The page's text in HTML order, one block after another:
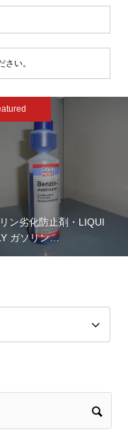
さい。
ン劣化防止剤・LIQUI
ガソリン…